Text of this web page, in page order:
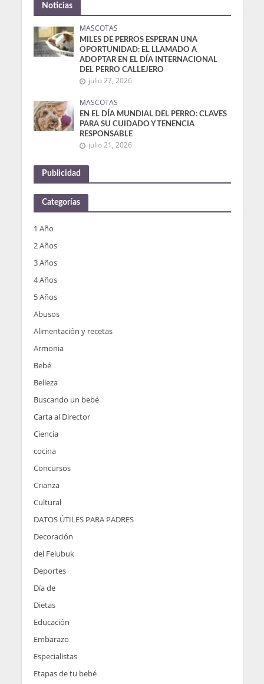
Noticias
MASCOTAS
MILES DE PERROS ESPERAN UNA
OPORTUNIDAD: EL LLAMADO A
ADOPTAR EN EL DÍA INTERNACIONAL
DEL PERRO CALLEJERO
julio 27, 2026
MASCOTAS
EN EL DÍA MUNDIAL DEL PERRO: CLAVES
PARA SU CUIDADO Y TENENCIA
RESPONSABLE
julio 21, 2026
Publicidad
Categorías
1 Año
2 Años
3 Años
4 Años
5 Años
Abusos
Alimentación y recetas
Armonia
Bebé
Belleza
Buscando un bebé
Carta al Director
Ciencia
cocina
Concursos
Crianza
Cultural
DATOS ÚTILES PARA PADRES
Decoración
del Feiubuk
Deportes
Día de
Dietas
Educación
Embarazo
Especialistas
Etapas de tu bebé